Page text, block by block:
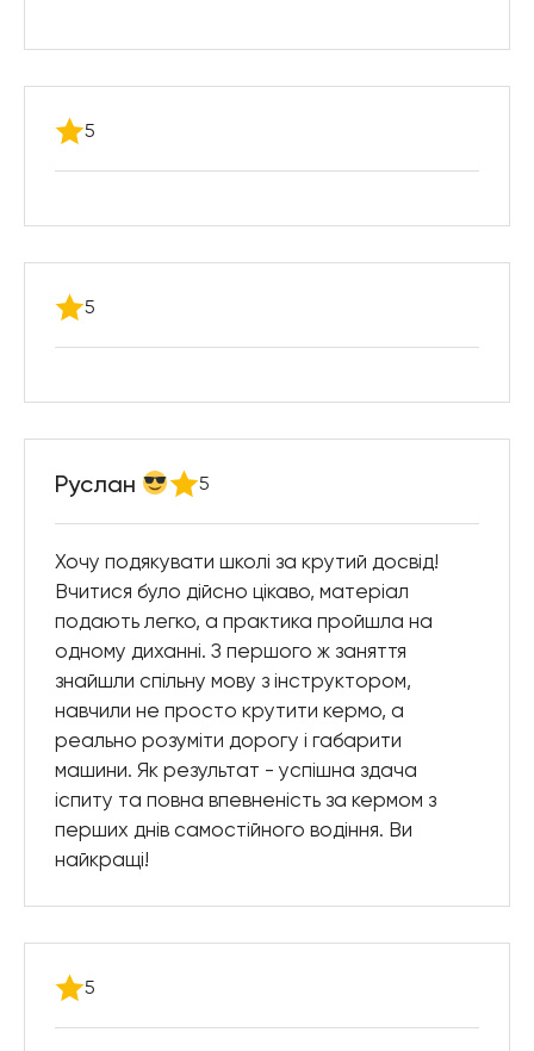
5
5
Руслан 5
Хочу подякувати школі за крутий досвід!
Вчитися було дійсно цікаво, матеріал
подають легко, а практика пройшла на
одному диханні. З першого ж заняття
знайшли спільну мову з інструктором,
навчили не просто крутити кермо, а
реально розуміти дорогу і габарити
машини. Як результат - успішна здача
іспиту та повна впевненість за кермом з
перших днів самостійного водіння. Ви
найкращі!
5